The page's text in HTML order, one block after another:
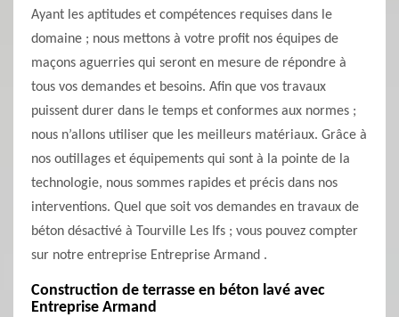
Ayant les aptitudes et compétences requises dans le
domaine ; nous mettons à votre profit nos équipes de
maçons aguerries qui seront en mesure de répondre à
tous vos demandes et besoins. Afin que vos travaux
puissent durer dans le temps et conformes aux normes ;
nous n’allons utiliser que les meilleurs matériaux. Grâce à
nos outillages et équipements qui sont à la pointe de la
technologie, nous sommes rapides et précis dans nos
interventions. Quel que soit vos demandes en travaux de
béton désactivé à Tourville Les Ifs ; vous pouvez compter
sur notre entreprise Entreprise Armand .
Construction de terrasse en béton lavé avec
Entreprise Armand